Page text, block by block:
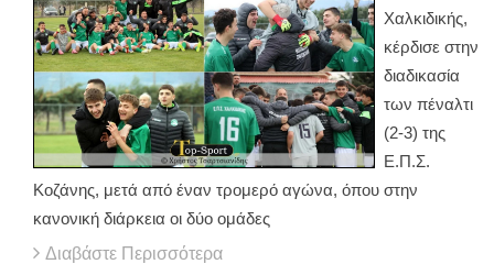
Χαλκιδικής,
κέρδισε στην
διαδικασία
των πέναλτι
(2-3) της
Ε.Π.Σ.
Κοζάνης, μετά από έναν τρομερό αγώνα, όπου στην
κανονική διάρκεια οι δύο ομάδες
Διαβάστε Περισσότερα